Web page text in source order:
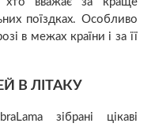
поїздках. Особливо
в межах країни і за її
В ЛІТАКУ
зібрані цікаві